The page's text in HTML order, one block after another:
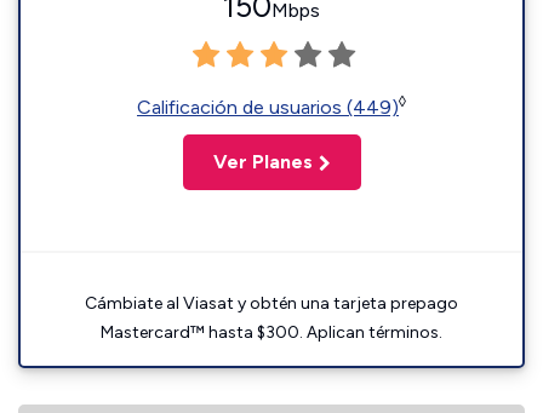
Mbps
Calificación de usuarios (449)◊
Ver Planes
Cámbiate al Viasat y obtén una tarjeta prepago
Mastercard™ hasta $300. Aplican términos.